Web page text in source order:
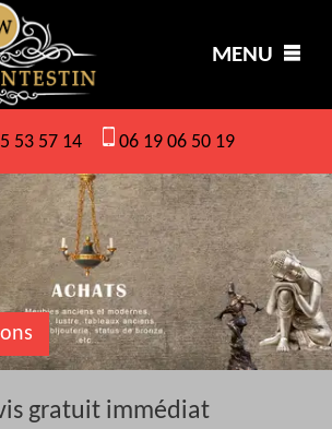
MENU
53 57 14 06 19 06 50 19
gratuit immédiat